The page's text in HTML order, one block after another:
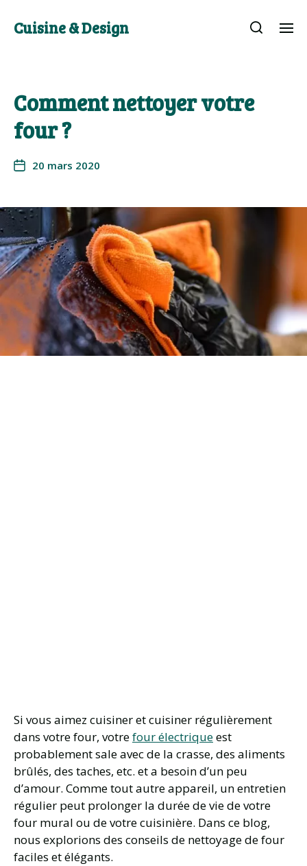
Cuisine & Design
Comment nettoyer votre
four ?
20 mars 2020
Si vous aimez cuisiner et cuisiner régulièrement
dans votre four, votrefour électriqueest
probablement sale avec de la crasse, des aliments
brûlés, des taches, etc. et a besoin d’un peu
d’amour. Comme tout autre appareil, un entretien
régulier peut prolonger la durée de vie de votre
four mural ou de votre cuisinière. Dans ce blog,
nous explorions des conseils de nettoyage de four
faciles et élégants.